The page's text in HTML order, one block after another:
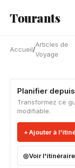
Tourants
Accueil/
Articles de
Voyage
Planifier
Transformez ce
modifiable.
Ajouter à
Voir